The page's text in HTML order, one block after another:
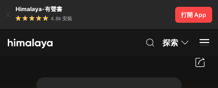
Himalaya-有聲書
4.8k 安裝
打開 App
探索